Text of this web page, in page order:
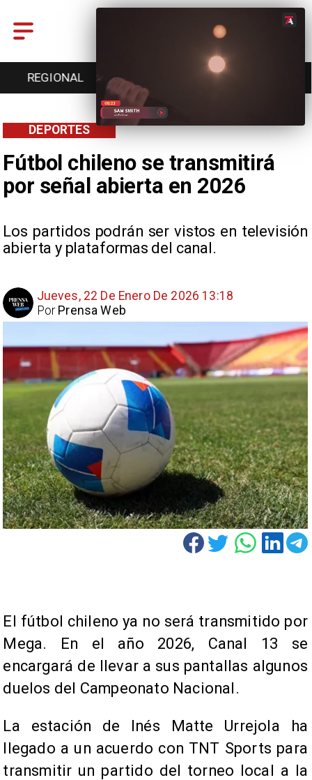
REGIONAL ENTRETENCIÓN DEPORTES
Fútbol chileno se transmitirá
por señal abierta en 2026
Los partidos podrán ser vistos en televisión
abierta y plataformas del canal.
DEPORTES
Jueves, 22 De Enero De 2026 13:18
Prensa Web
Por
El fútbol chileno ya no será transmitido por
Mega. En el año 2026, Canal 13 se
encargará de llevar a sus pantallas algunos
duelos del Campeonato Nacional.
La estación de Inés Matte Urrejola ha
llegado a un acuerdo con TNT Sports para
transmitir un partido del torneo local a la